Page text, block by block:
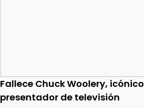
Fallece Chuck Woolery, icónico
presentador de televisión